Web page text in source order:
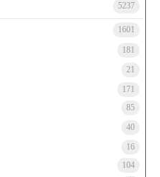
5237
1601
181
21
171
85
40
16
104